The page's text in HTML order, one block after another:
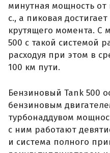
минутная мощность от
с., а пиковая
крутящего момента. С
500 с такой системой
расходуя при этом в
100 км пути.
Бензиновый Tank 500
бензиновым
турбонаддувом
с ним работают
и система полного